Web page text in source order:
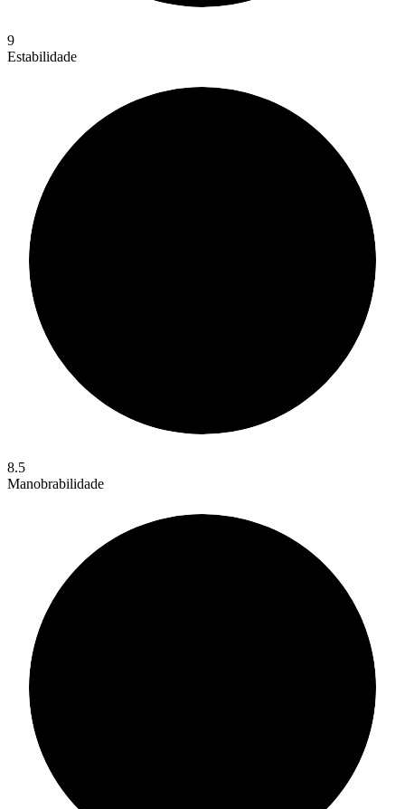
9
Estabilidade
8.5
Manobrabilidade